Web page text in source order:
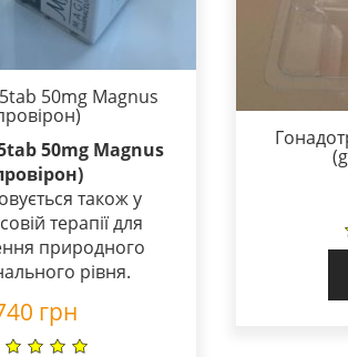
50mg Magnus
50mg Magnus
також у
терапії для
природного
рівня.
грн